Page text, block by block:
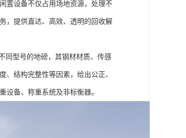
置设备不仅占用场地资源，处理不
，提供直达、高效、透明的回收解
同型号的地磅，其钢材材质、传感
、结构完整性等因素，给出公正、
设备、称重系统及非标衡器。